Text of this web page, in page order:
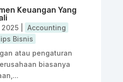
Keuangan Yang
|
Accounting
Bisnis
atau pengaturan
biasanya